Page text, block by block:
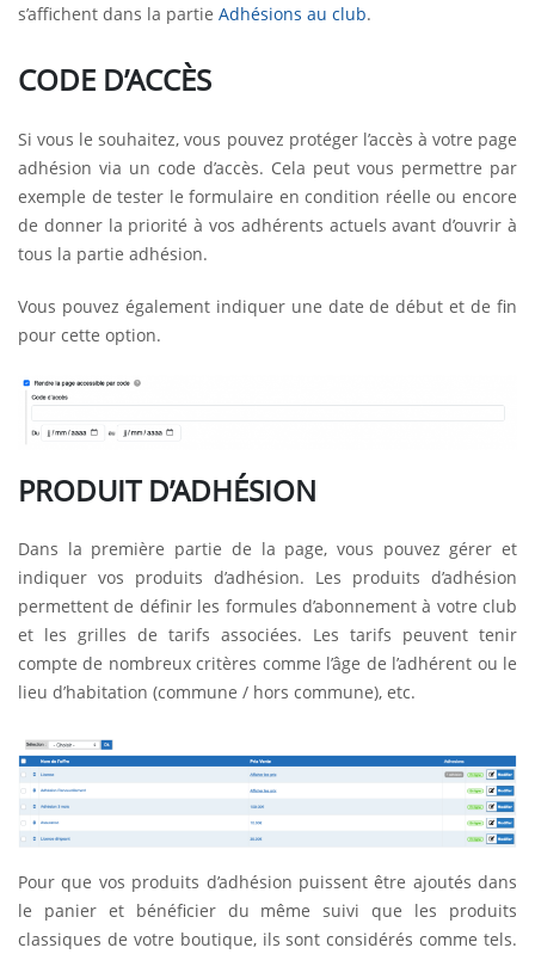
s’affichent dans la partie Adhésions au club.
CODE D’ACCÈS
Si vous le souhaitez, vous pouvez protéger l’accès à votre page
adhésion via un code d’accès. Cela peut vous permettre par
exemple de tester le formulaire en condition réelle ou encore
de donner la priorité à vos adhérents actuels avant d’ouvrir à
tous la partie adhésion.
Vous pouvez également indiquer une date de début et de fin
pour cette option.
PRODUIT D’ADHÉSION
Dans la première partie de la page, vous pouvez gérer et
indiquer vos produits d’adhésion. Les produits d’adhésion
permettent de définir les formules d’abonnement à votre club
et les grilles de tarifs associées. Les tarifs peuvent tenir
compte de nombreux critères comme l’âge de l’adhérent ou le
lieu d’habitation (commune / hors commune), etc.
Pour que vos produits d’adhésion puissent être ajoutés dans
le panier et bénéficier du même suivi que les produits
classiques de votre boutique, ils sont considérés comme tels.